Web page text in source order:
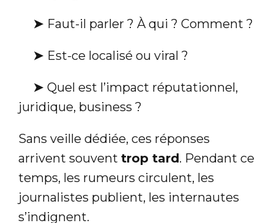
➤ Faut-il parler ? À qui ? Comment ?
➤ Est-ce localisé ou viral ?
➤ Quel est l’impact réputationnel,
juridique, business ?
Sans veille dédiée, ces réponses
arrivent souvent trop tard. Pendant ce
temps, les rumeurs circulent, les
journalistes publient, les internautes
s’indignent.